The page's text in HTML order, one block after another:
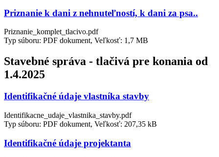
Priznanie k dani z nehnuteľností, k dani za psa..
Priznanie_komplet_tlacivo.pdf
Typ súboru: PDF dokument, Veľkosť: 1,7 MB
Stavebné správa - tlačivá pre konania od
1.4.2025
Identifikačné údaje vlastníka stavby
Identifikacne_udaje_vlastnika_stavby.pdf
Typ súboru: PDF dokument, Veľkosť: 207,35 kB
Identifikačné údaje projektanta